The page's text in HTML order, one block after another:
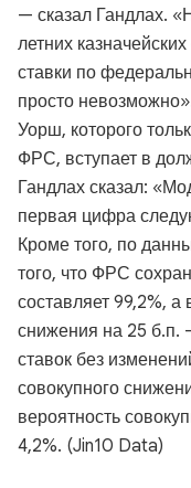
— сказал Гандлах.
летних
ставки по
просто
Уорш, которого
ФРС, вступает в
Гандлах сказал:
первая цифра
Кроме того, по
того, что ФРС
составляет 99,2%, а
снижения на 25 б.п.
ставок без
совокупного
вероятность
4,2%. (Jin10 Data)